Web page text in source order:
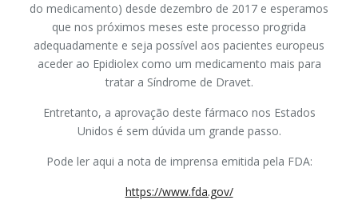
do medicamento) desde dezembro de 2017 e esperamos
que nos próximos meses este processo progrida
adequadamente e seja possível aos pacientes europeus
aceder ao Epidiolex como um medicamento mais para
tratar a Síndrome de Dravet.
Entretanto, a aprovação deste fármaco nos Estados
Unidos é sem dúvida um grande passo.
Pode ler aqui a nota de imprensa emitida pela FDA:
https://www.fda.gov/